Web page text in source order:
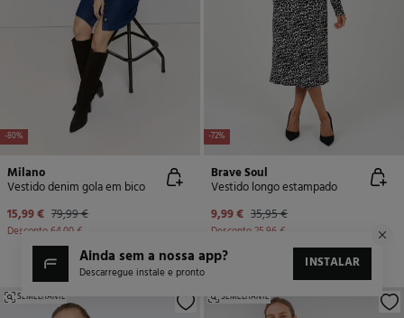
-80%
Milano
Vestido denim gola em bico
15,99 € 79,99 €
Desconto64,00 €
-72%
Brave Soul
Vestido longo estampado
9,99 € 35,95 €
Desconto 25,96 €
SEMELHANTE SEMELHANTE
ainda sem a nossa app?
Descarregue instale e pronto
INSTALAR